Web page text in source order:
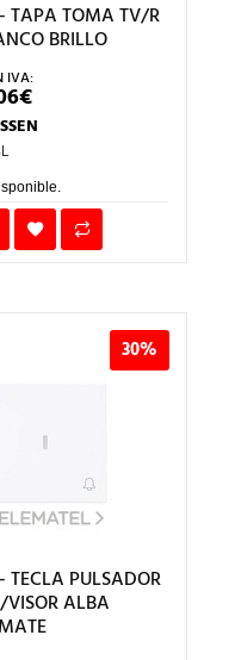
TAPA TOMA TV/R
BRILLO
€EL
PRECIO
ACTUAL
5,06€.
30%
TECLA PULSADOR
VISOR ALBA